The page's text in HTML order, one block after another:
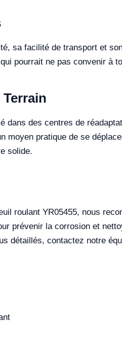
sa facilité de transport et
pourrait ne pas convenir à
dans des centres de
moyen pratique de se
solide.
roulant YR05455, nous
prévenir la corrosion et
détaillés, contactez notre